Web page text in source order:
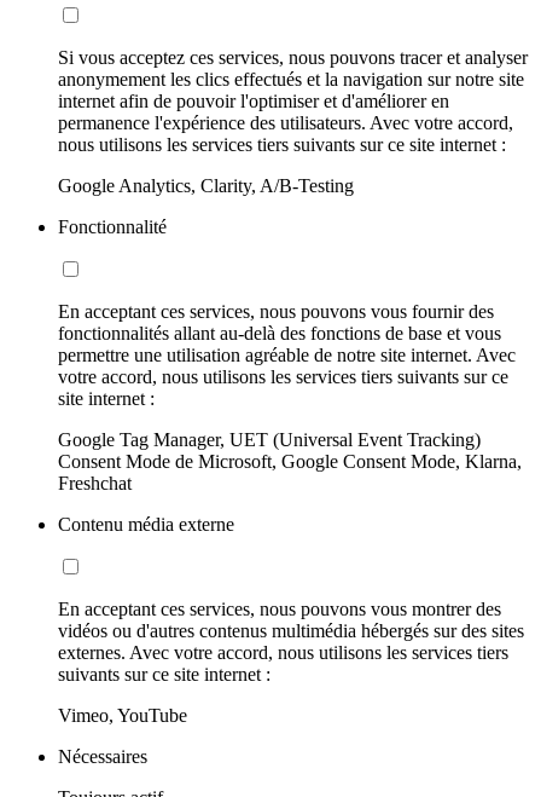
Si vous acceptez ces services, nous pouvons tracer et analyser
anonymement les clics effectués et la navigation sur notre site
internet afin de pouvoir l'optimiser et d'améliorer en
permanence l'expérience des utilisateurs. Avec votre accord,
nous utilisons les services tiers suivants sur ce site internet :
Google Analytics, Clarity, A/B-Testing
Fonctionnalité
En acceptant ces services, nous pouvons vous fournir des
fonctionnalités allant au-delà des fonctions de base et vous
permettre une utilisation agréable de notre site internet. Avec
votre accord, nous utilisons les services tiers suivants sur ce
site internet :
Google Tag Manager, UET (Universal Event Tracking)
Consent Mode de Microsoft, Google Consent Mode, Klarna,
Freshchat
Contenu média externe
En acceptant ces services, nous pouvons vous montrer des
vidéos ou d'autres contenus multimédia hébergés sur des sites
externes. Avec votre accord, nous utilisons les services tiers
suivants sur ce site internet :
Vimeo, YouTube
Nécessaires